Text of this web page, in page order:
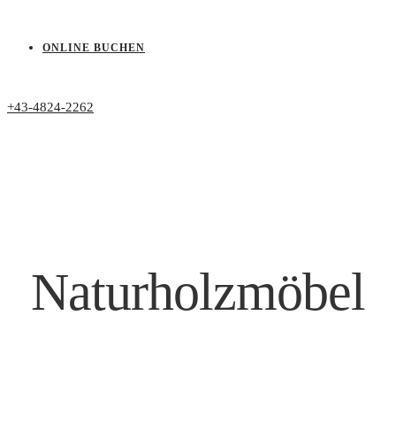
ONLINE BUCHEN
+43-4824-2262
Naturholzmöbel